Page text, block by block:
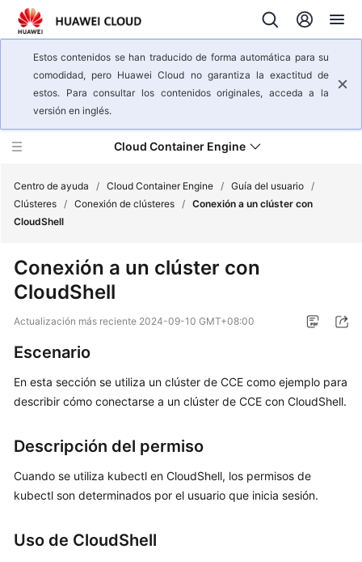
Estos contenidos se han traducido de forma automática para su
comodidad, pero Huawei Cloud no garantiza la exactitud de
estos. Para consultar los contenidos originales, acceda a la
versión en inglés.
Cloud Container Engine
del
servicio
Pasos
Guía
del
Operaciones
y
soluciones
riesgo
Centro de ayuda / Cloud Container Engine / Guía del usuario /
Clústeres / Conexión de clústeres / Conexión a un clúster con
CloudShell
Conexión a un clúster con
CloudShell
Actualización más reciente 2024-09-10 GMT+08:00
Escenario
En esta sección se utiliza un clúster de CCE como ejemplo para
describir cómo conectarse a un clúster de CCE con CloudShell.
Descripción del permiso
Cuando se utiliza kubectl en CloudShell, los permisos de
kubectl son determinados por el usuario que inicia sesión.
Uso de CloudShell